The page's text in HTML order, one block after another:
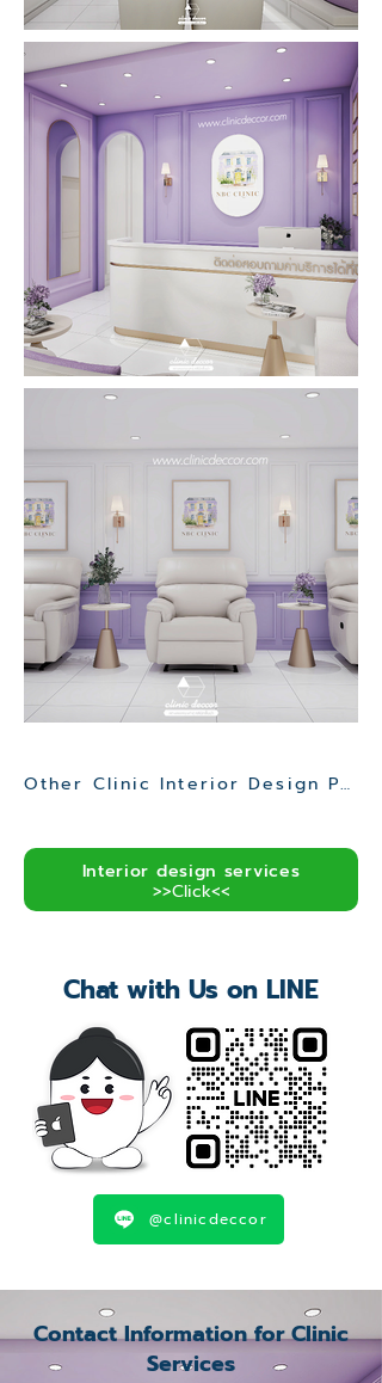
Other Clinic Interior Design Project>>
Interior design services
>>Click<<
Chat with Us on LINE
@clinicdeccor
Contact Information for Clinic
Services